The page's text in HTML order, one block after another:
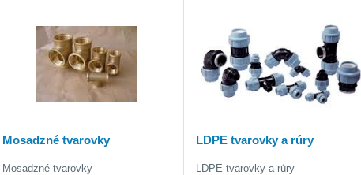
Mosadzné tvarovky
Mosadzné tvarovky
LDPE tvarovky a rúry
LDPE tvarovky a rúry